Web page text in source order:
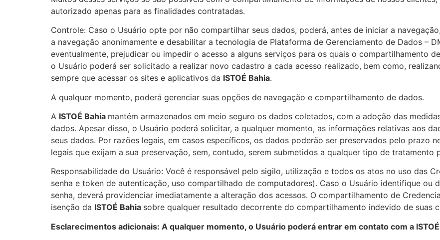
autorizado apenas para as finalidades contratadas.
Controle: Caso o Usuário opte por não compartilhar seus dados, poderá, antes de iniciar a
a navegação anonimamente e desabilitar a tecnologia de Plataforma de Gerenciamento de Dados –
eventualmente, prejudicar ou impedir o acesso a alguns serviços para os quais o compartilhamento
o Usuário poderá ser solicitado a realizar novo cadastro a cada acesso realizado, bem como,
sempre que acessar os sites e aplicativos da ISTOÉ Bahia.
A qualquer momento, poderá gerenciar suas opções de navegação e compartilhamento de dados.
A ISTOÉ Bahia mantém armazenados em meio seguro os dados coletados, com a adoção das
dados. Apesar disso, o Usuário poderá solicitar, a qualquer momento, as informações relativas aos
seus dados. Por razões legais, em casos específicos, os dados poderão ser preservados pelo prazo
legais que exijam a sua preservação, sem, contudo, serem submetidos a qualquer tipo de
Responsabilidade do Usuário: Você é responsável pelo sigilo, utilização e todos os atos no uso das
senha e token de autenticação, uso compartilhado de computadores). Caso o Usuário identifique ou
senha, deverá providenciar imediatamente a alteração dos acessos. O compartilhamento de
isenção da ISTOÉ Bahia sobre qualquer resultado decorrente do compartilhamento indevido de suas
Esclarecimentos adicionais: A qualquer momento, o Usuário poderá entrar em contato com a